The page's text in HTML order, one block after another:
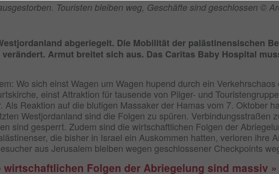
Touristen bleiben weg, Geschäfte sind geschlossen ©
abgeriegelt. Die Mobilität der palästinensischen
Armut breitet sich aus. Das Caritas Baby Hospital
Wo sich einst Wagen um Wagen hupend durch ein
einst Attraktion für tausende von Pilger- und
Als Reaktion auf die blutigen Massaker der Hamas vom 7. Oktober
Westjordanland sind die Folgen zu spüren. Verbindungsstraßen
sind gesperrt. Zudem sind die wirtschaftlichen Folgen der
die bisher in Israel ein Auskommen hatten, verloren ihre
aus Jerusalem bleiben wegen geschlossener Checkpoints
wirtschaftlichen Folgen der Abriegelung sind massiv »